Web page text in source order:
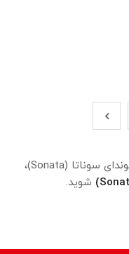
برای مشاهده لنت ترمز سایر مدل‌های هیوندای سوناتا (Sonata)،
شوید.